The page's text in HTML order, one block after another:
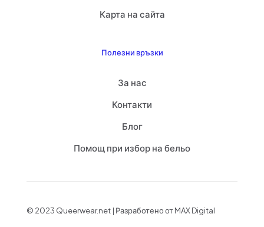
Карта на сайта
Полезни връзки
За нас
Контакти
Блог
Помощ при избор на бельо
© 2023 Queerwear.net | Разработено от MAX Digital